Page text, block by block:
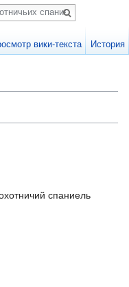
спаниель
вики-текста История